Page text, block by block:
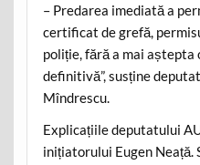
– Predarea imediată a
certificat de grefă,
poliție, fără a mai
definitivă”, susține
Mîndrescu.
Explicațiile deputatului
inițiatorului Eugen Neață.